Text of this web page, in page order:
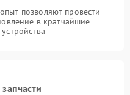
позволяют провести
в кратчайшие